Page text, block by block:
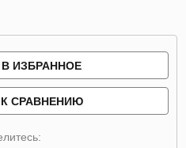
ИЗБРАННОЕ
СРАВНЕНИЮ